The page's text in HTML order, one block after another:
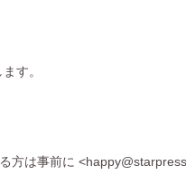
す。
方は事前に